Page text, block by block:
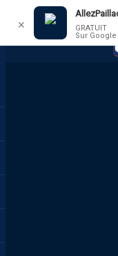
✕
GRATUIT
Sur Google